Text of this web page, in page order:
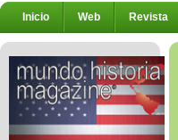
Inicio Web Revista